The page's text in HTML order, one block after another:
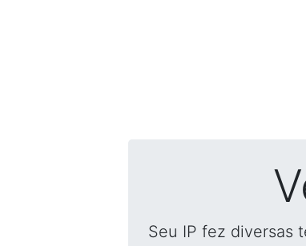
Seu IP fez diversas